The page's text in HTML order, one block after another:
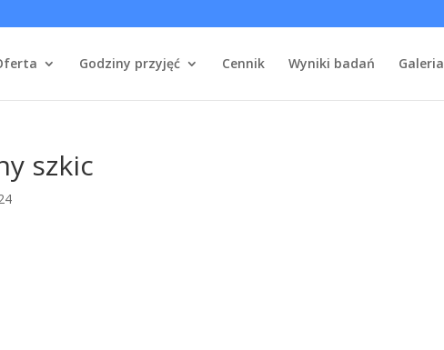
Godziny przyjęć Cennik Wyniki badań Galeria
szkic